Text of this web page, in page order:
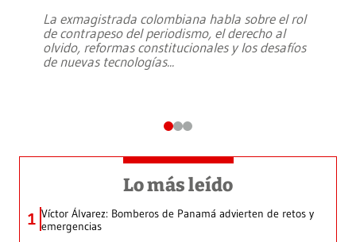
La exmagistrada colombiana habla sobre el rol
de contrapeso del periodismo, el derecho al
olvido, reformas constitucionales y los desafíos
de nuevas tecnologías...
Lo más leído
1 Víctor Álvarez: Bomberos de Panamá advierten de retos y
emergencias